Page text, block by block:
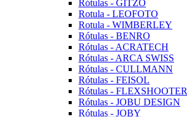
Rótulas - GITZO
Rotula - LEOFOTO
Rotula - WIMBERLEY
Rótulas - BENRO
Rótulas - ACRATECH
Rótulas - ARCA SWISS
Rótulas - CULLMANN
Rótulas - FEISOL
Rótulas - FLEXSHOOTER
Rótulas - JOBU DESIGN
Rótulas - JOBY